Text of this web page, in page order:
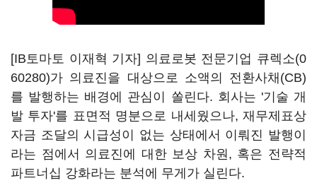
[IB토마토 이재혁 기자] 의료로봇 전문기업 큐렉소(0
60280)가 의료진을 대상으로 소액의 전환사채(CB)
를 발행하는 배경에 관심이 쏠린다. 회사는 '기술 개
발 투자'를 표면적 명분으로 내세웠으나, 재무제표상
자금 조달의 시급성이 없는 상태에서 이뤄진 발행이
라는 점에서 의료진에 대한 보상 차원, 혹은 전략적
파트너십 강화라는 분석에 무게가 실린다.